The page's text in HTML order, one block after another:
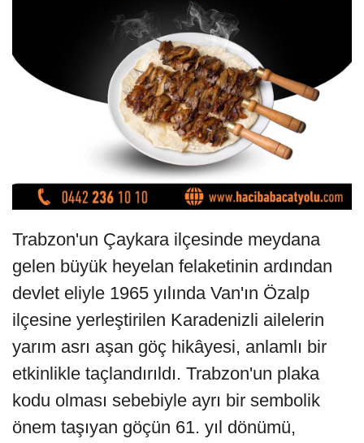
Trabzon'un Çaykara ilçesinde meydana
gelen büyük heyelan felaketinin ardından
devlet eliyle 1965 yılında Van'ın Özalp
ilçesine yerleştirilen Karadenizli ailelerin
yarım asrı aşan göç hikâyesi, anlamlı bir
etkinlikle taçlandırıldı. Trabzon'un plaka
kodu olması sebebiyle ayrı bir sembolik
önem taşıyan göçün 61. yıl dönümü,